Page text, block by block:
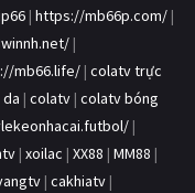
| https://mb66p.com/ |
|
mb66.life/ | colatv trực
| colatv | colatv bóng
|
| xoilac | XX88 | MM88 |
| cakhiatv |